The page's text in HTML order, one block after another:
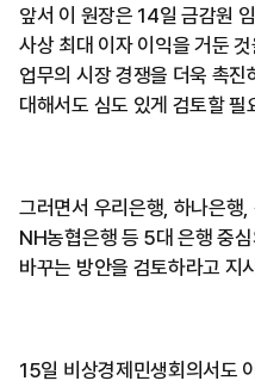
앞서 이 원장은 14일 금감원
사상 최대 이자 이익을 거둔
업무의 시장 경쟁을 더욱 촉진
대해서도 심도 있게 검토할
그러면서 우리은행, 하나은행
NH농협은행 등 5대 은행 중
바꾸는 방안을 검토하라고 지
15일 비상경제민생회의서도